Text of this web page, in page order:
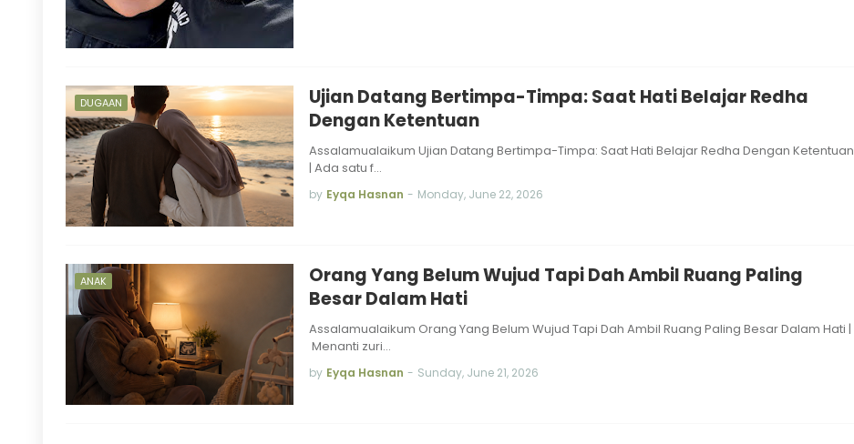
DUGAAN
Ujian Datang Bertimpa-Timpa: Saat Hati Belajar Redha
Dengan Ketentuan
Assalamualaikum Ujian Datang Bertimpa-Timpa: Saat Hati Belajar Redha Dengan Ketentuan
| Ada satu f…
by Eyqa Hasnan - Monday, June 22, 2026
ANAK
Orang Yang Belum Wujud Tapi Dah Ambil Ruang Paling
Besar Dalam Hati
Assalamualaikum Orang Yang Belum Wujud Tapi Dah Ambil Ruang Paling Besar Dalam Hati |
Menanti zuri…
by Eyqa Hasnan - Sunday, June 21, 2026